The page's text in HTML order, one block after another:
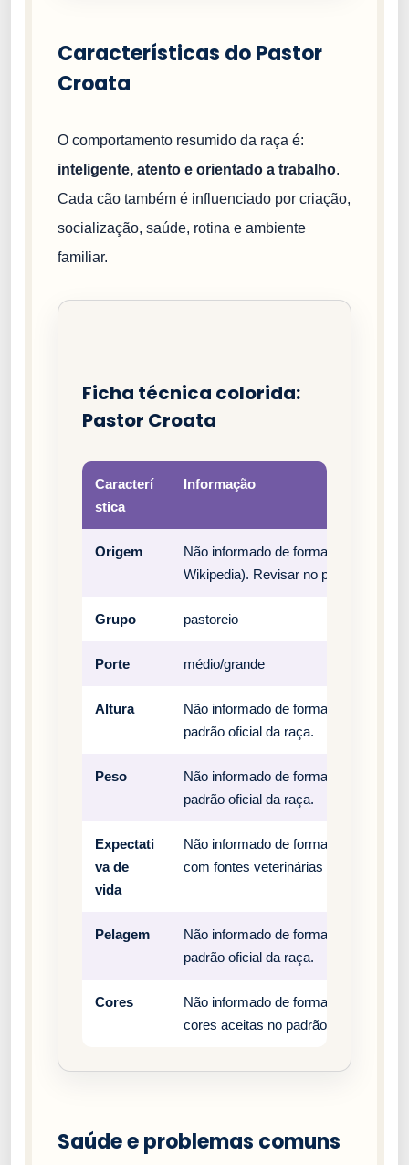
Características do Pastor
Croata
O comportamento resumido da raça é:
inteligente, atento e orientado a trabalho.
Cada cão também é influenciado por criação,
socialização, saúde, rotina e ambiente
familiar.
Ficha técnica colorida:
Pastor Croata
Caracterí
stica
Informação
Origem
Não informado de forma estruturada
Wikipedia). Revisar no padrão oficial
Grupo pastoreio
Porte médio/grande
Altura
Não informado de forma estruturada
padrão oficial da raça.
Peso
Não informado de forma estruturada
padrão oficial da raça.
Expectati
va de
vida
Não informado de forma estruturada
com fontes veterinárias e clubes
Pelagem
Não informado de forma estruturada
padrão oficial da raça.
Cores
Não informado de forma estruturada
cores aceitas no padrão oficial da
Saúde e problemas comuns